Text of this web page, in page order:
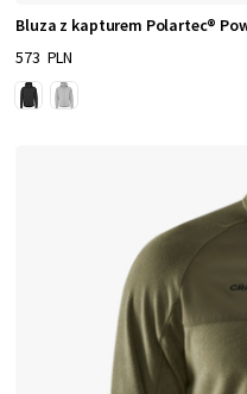
Bluza z kapturem Polartec®
573 PLN